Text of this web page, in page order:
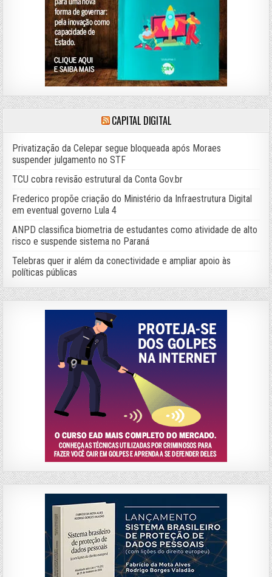
CAPITAL DIGITAL
Privatização da Celepar segue bloqueada após Moraes
suspender julgamento no STF
TCU cobra revisão estrutural da Conta Gov.br
Frederico propõe criação do Ministério da Infraestrutura Digital
em eventual governo Lula 4
ANPD classifica biometria de estudantes como atividade de alto
risco e suspende sistema no Paraná
Telebras quer ir além da conectividade e ampliar apoio às
políticas públicas